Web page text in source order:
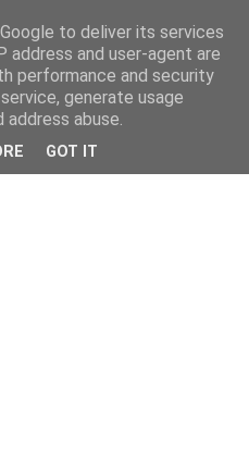
to deliver its services
address and user-agent are
performance and security
generate usage
abuse.
GOT IT